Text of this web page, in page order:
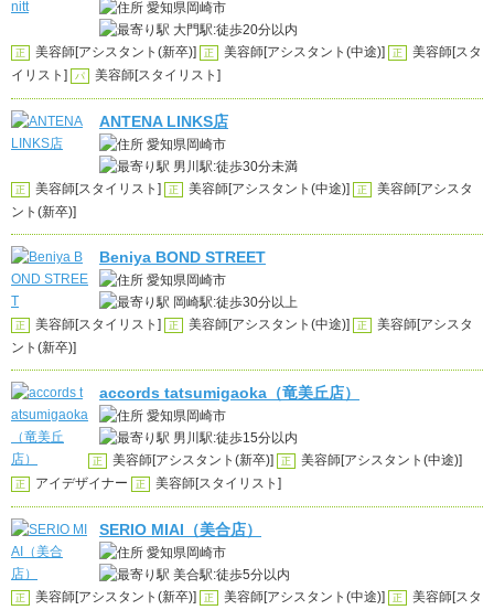
愛知県岡崎市
大門駅:徒歩20分以内
正 美容師[アシスタント(新卒)] 正 美容師[アシスタント(中途)] 正
美容師[スタ
イリスト]
パ 美容師[スタイリスト]
ANTENA LINKS店
愛知県岡崎市
男川駅:徒歩30分未満
正 美容師[スタイリスト] 正 美容師[アシスタント(中途)] 正
美容師[アシスタ
ント(新卒)]
Beniya BOND STREET
愛知県岡崎市
岡崎駅:徒歩30分以上
正 美容師[スタイリスト] 正 美容師[アシスタント(中途)] 正
美容師[アシスタ
ント(新卒)]
accords tatsumigaoka（竜美丘店）
愛知県岡崎市
男川駅:徒歩15分以内
正 美容師[アシスタント(新卒)] 正 美容師[アシスタント(中途)]
正 アイデザイナー 正 美容師[スタイリスト]
SERIO MIAI（美合店）
愛知県岡崎市
美合駅:徒歩5分以内
正 美容師[アシスタント(新卒)] 正 美容師[アシスタント(中途)] 正
美容師[スタ